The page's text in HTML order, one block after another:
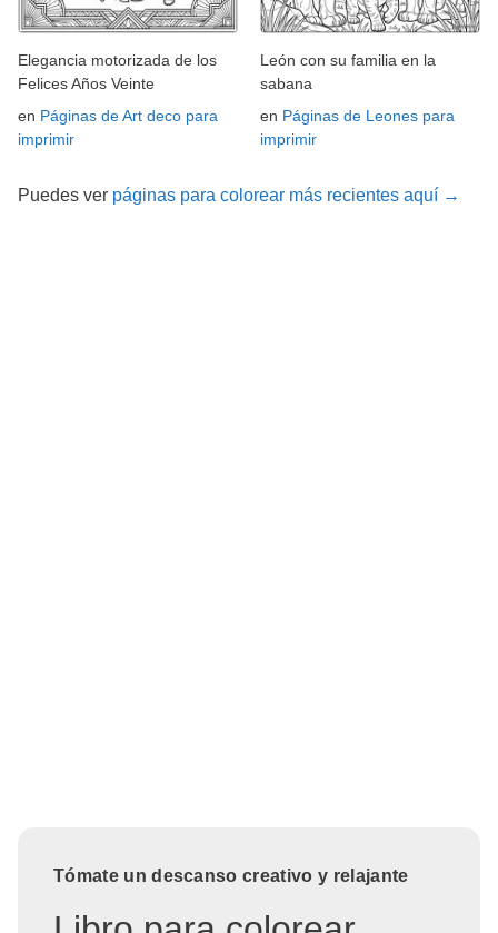
Elegancia motorizada de los
Felices Años Veinte
en Páginas de Art deco para
imprimir
León con su familia en la
sabana
en Páginas de Leones para
imprimir
Puedes ver páginas para colorear más recientes aquí →
Tómate un descanso creativo y relajante